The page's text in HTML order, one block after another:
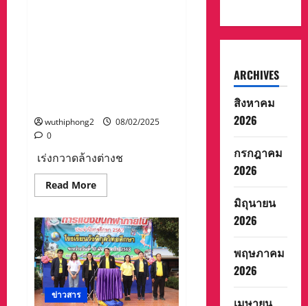
wuthiphong2
08/02/2025
0
เร่งกวาดล้างต่างช
Read MoreRead
more
ท่อง
เที่ยว
แม่ฮ่องสอน
ร่วม
กับ
ตำรวจ
ตรวจ
คน
เข้า
ข่าวสาร
ARCHIVES
สิงหาคม
2026
กรกฎาคม
2026
มิถุนายน
2026
พฤษภาคม
2026
เมษายน